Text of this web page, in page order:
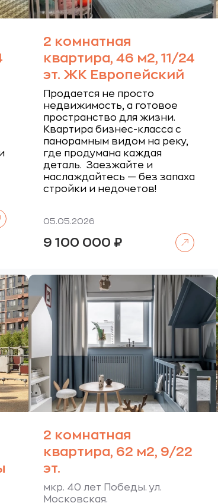
2 комнатная
квартира, 46 м2, 11/24
эт. ЖК Европейский
Продается не просто
недвижимость, а готовое
пространство для жизни.
Квартира бизнес-класса с
панорамным видом на реку,
где продумана каждая
деталь. Заезжайте и
наслаждайтесь — без запаха
стройки и недочетов!
05.05.2026
9 100 000 ₽
2 комнатная
квартира, 62 м2, 9/22
эт.
мкр. 40 лет Победы. ул.
Московская.